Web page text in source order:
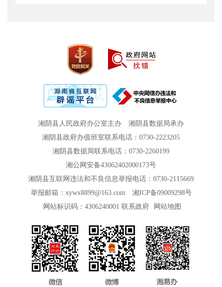
湘阴县人民政府办公室主办
湘阴县数据局承办
湘阴县政府办值班室联系电话：0730-2223205
湘阴县数据局联系电话：0730-2260199
湘公网安备43062402000173号
湘阴县互联网违法和不良信息举报电话：0730-2115669
举报邮箱：xywx8899@163.com
湘ICP备09009298号
网站标识码：4306240001 联系政府 网站地图